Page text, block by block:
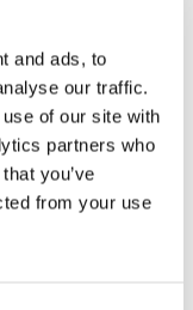
and ads, to
our traffic.
of our site with
partners who
you’ve
from your use
med